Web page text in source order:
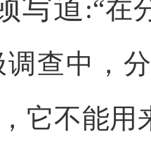
道:“在
查中，
它不能